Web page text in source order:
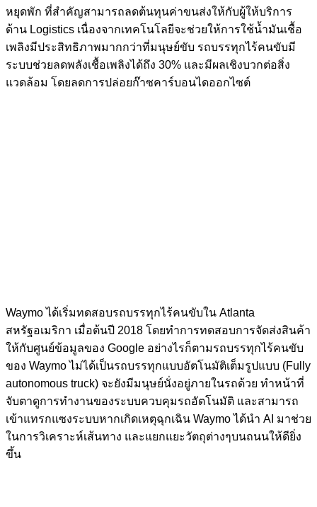
หยุดพัก ที่สำคัญสามารถลดต้นทุนค่าขนส่งให้กับผู้ให้บริการ
ด้าน Logistics เนื่องจากเทคโนโลยีจะช่วยให้การใช้น้ำมันเชื้อ
เพลิงมีประสิทธิภาพมากกว่าที่มนุษย์ขับ รถบรรทุกไร้คนขับมี
ระบบช่วยลดพลังเชื้อเพลิงได้ถึง 30% และมีผลเชิงบวกต่อสิ่ง
แวดล้อม โดยลดการปล่อยก๊าซคาร์บอนไดออกไซต์
Waymo ได้เริ่มทดสอบรถบรรทุกไร้คนขับใน Atlanta
สหรัฐอเมริกา เมื่อต้นปี 2018 โดยทำการทดสอบการจัดส่งสินค้า
ให้กับศูนย์ข้อมูลของ Google อย่างไรก็ตามรถบรรทุกไร้คนขับ
ของ Waymo ไม่ได้เป็นรถบรรทุกแบบอัตโนมัติเต็มรูปแบบ (Fully
autonomous truck) จะยังมีมนุษย์นั่งอยู่ภายในรถด้วย ทำหน้าที่
จับตาดูการทำงานของระบบควบคุมรถอัตโนมัติ และสามารถ
เข้าแทรกแซงระบบหากเกิดเหตุฉุกเฉิน Waymo ได้นำ AI มาช่วย
ในการวิเคราะห์เส้นทาง และแยกแยะวัตถุต่างๆบนถนนให้ดียิ่ง
ขึ้น